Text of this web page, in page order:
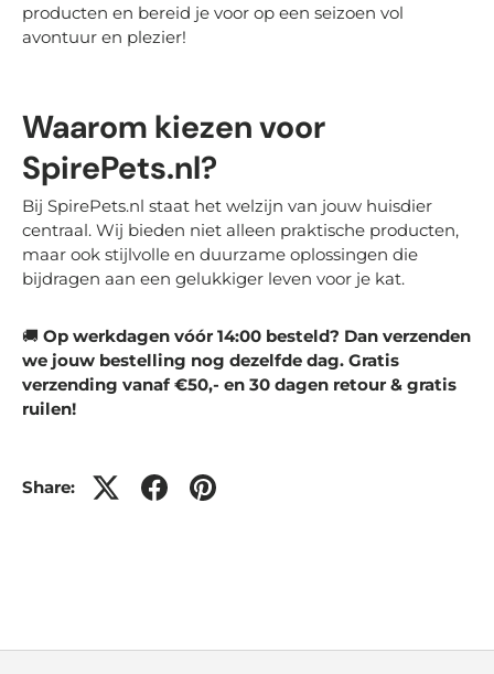
producten en bereid je voor op een seizoen vol
avontuur en plezier!
Waarom kiezen voor
SpirePets.nl?
Bij SpirePets.nl staat het welzijn van jouw huisdier
centraal. Wij bieden niet alleen praktische producten,
maar ook stijlvolle en duurzame oplossingen die
bijdragen aan een gelukkiger leven voor je kat.
🚚 Op werkdagen vóór 14:00 besteld? Dan verzenden
we jouw bestelling nog dezelfde dag. Gratis
verzending vanaf €50,- en 30 dagen retour & gratis
ruilen!
Share: